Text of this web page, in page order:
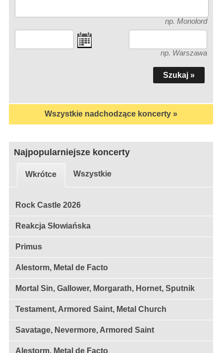
np. Monolord
np. Warszawa
Wszystkie nadchodzące koncerty »
Najpopularniejsze koncerty
Wkrótce Wszystkie
Rock Castle 2026
Reakcja Słowiańska
Primus
Alestorm, Metal de Facto
Mortal Sin, Gallower, Morgarath, Hornet, Sputnik
Testament, Armored Saint, Metal Church
Savatage, Nevermore, Armored Saint
Alestorm, Metal de Facto